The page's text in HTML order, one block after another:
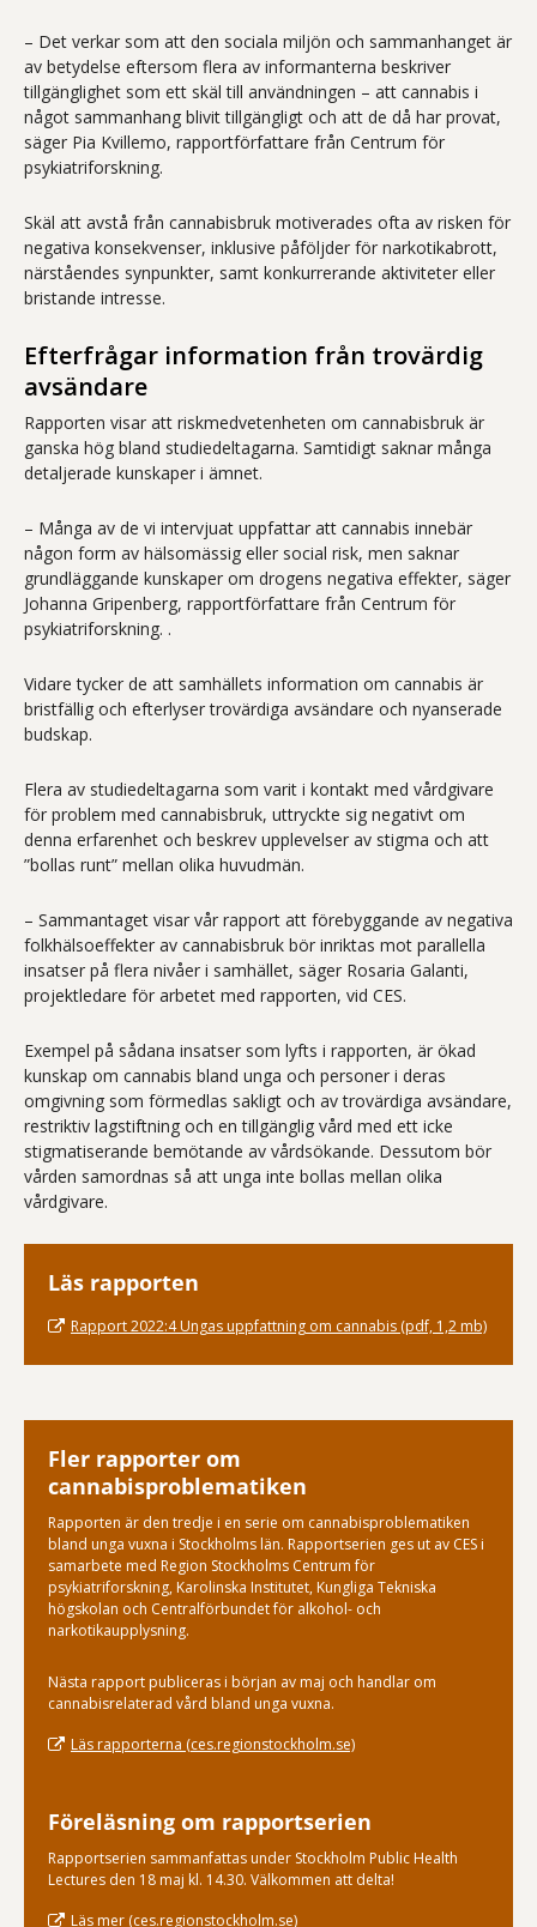
– Det verkar som att den sociala miljön och sammanhanget är
av betydelse eftersom flera av informanterna beskriver
tillgänglighet som ett skäl till användningen – att cannabis i
något sammanhang blivit tillgängligt och att de då har provat,
säger Pia Kvillemo, rapportförfattare från Centrum för
psykiatriforskning.
Skäl att avstå från cannabisbruk motiverades ofta av risken för
negativa konsekvenser, inklusive påföljder för narkotikabrott,
närståendes synpunkter, samt konkurrerande aktiviteter eller
bristande intresse.
Efterfrågar information från trovärdig
avsändare
Rapporten visar att riskmedvetenheten om cannabisbruk är
ganska hög bland studiedeltagarna. Samtidigt saknar många
detaljerade kunskaper i ämnet.
– Många av de vi intervjuat uppfattar att cannabis innebär
någon form av hälsomässig eller social risk, men saknar
grundläggande kunskaper om drogens negativa effekter, säger
Johanna Gripenberg, rapportförfattare från Centrum för
psykiatriforskning. .
Vidare tycker de att samhällets information om cannabis är
bristfällig och efterlyser trovärdiga avsändare och nyanserade
budskap.
Flera av studiedeltagarna som varit i kontakt med vårdgivare
för problem med cannabisbruk, uttryckte sig negativt om
denna erfarenhet och beskrev upplevelser av stigma och att
”bollas runt” mellan olika huvudmän.
– Sammantaget visar vår rapport att förebyggande av negativa
folkhälsoeffekter av cannabisbruk bör inriktas mot parallella
insatser på flera nivåer i samhället, säger Rosaria Galanti,
projektledare för arbetet med rapporten, vid CES.
Exempel på sådana insatser som lyfts i rapporten, är ökad
kunskap om cannabis bland unga och personer i deras
omgivning som förmedlas sakligt och av trovärdiga avsändare,
restriktiv lagstiftning och en tillgänglig vård med ett icke
stigmatiserande bemötande av vårdsökande. Dessutom bör
vården samordnas så att unga inte bollas mellan olika
vårdgivare.
Läs rapporten
Rapport 2022:4 Ungas uppfattning om cannabis (pdf, 1,2 mb)
Fler rapporter om
cannabisproblematiken
Rapporten är den tredje i en serie om cannabisproblematiken
bland unga vuxna i Stockholms län. Rapportserien ges ut av CES i
samarbete med Region Stockholms Centrum för
psykiatriforskning, Karolinska Institutet, Kungliga Tekniska
högskolan och Centralförbundet för alkohol- och
narkotikaupplysning.
Nästa rapport publiceras i början av maj och handlar om
cannabisrelaterad vård bland unga vuxna.
Läs rapporterna (ces.regionstockholm.se)
Föreläsning om rapportserien
Rapportserien sammanfattas under Stockholm Public Health
Lectures den 18 maj kl. 14.30. Välkommen att delta!
Läs mer (ces.regionstockholm.se)